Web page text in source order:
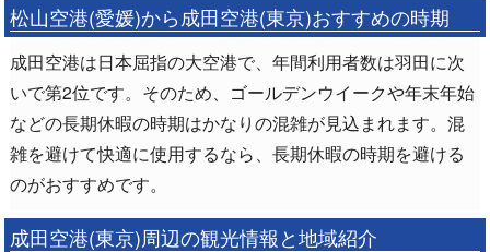
松山空港(愛媛)から成田空港(東京)おすすめの時期
成田空港は日本屈指の大空港で、年間利用者数は羽田に次
いで第2位です。そのため、ゴールデンウイークや年末年始
などの長期休暇の時期はかなりの混雑が見込まれます。混
雑を避けて快適に使用するなら、長期休暇の時期を避ける
のがおすすめです。
成田空港(東京)周辺の観光情報と地域紹介